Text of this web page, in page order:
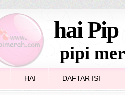
hai Pip
pipi
HAI DAFTAR ISI